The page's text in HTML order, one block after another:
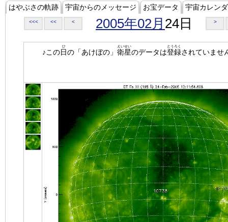
はやぶさの軌跡 宇宙からのメッセージ お宝データ 宇宙カレン
<<< << < 2005年02月 24日 >
♪この日
ひ
の「あけぼの」 衛星
えいせい
のデータは登録
とうろく
されていませ